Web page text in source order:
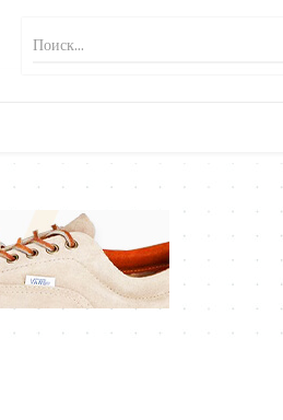
Поиск...